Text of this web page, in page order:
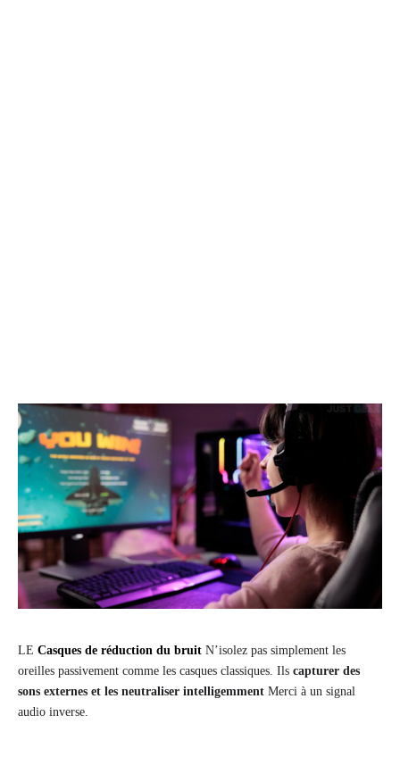
LE Casques de réduction du bruit N’isolez pas simplement les
oreilles passivement comme les casques classiques. Ils capturer des
sons externes et les neutraliser intelligemment Merci à un signal
audio inverse.